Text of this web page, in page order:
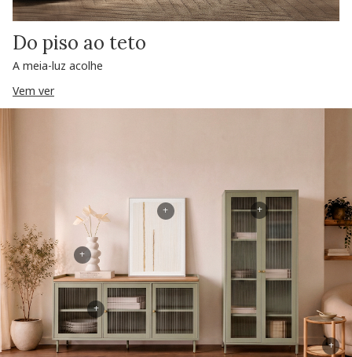
Do piso ao teto
A meia-luz acolhe
Vem ver
+
+
+
+
+